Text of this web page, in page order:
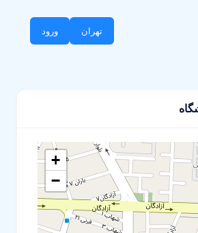
تهران ورود
+
−